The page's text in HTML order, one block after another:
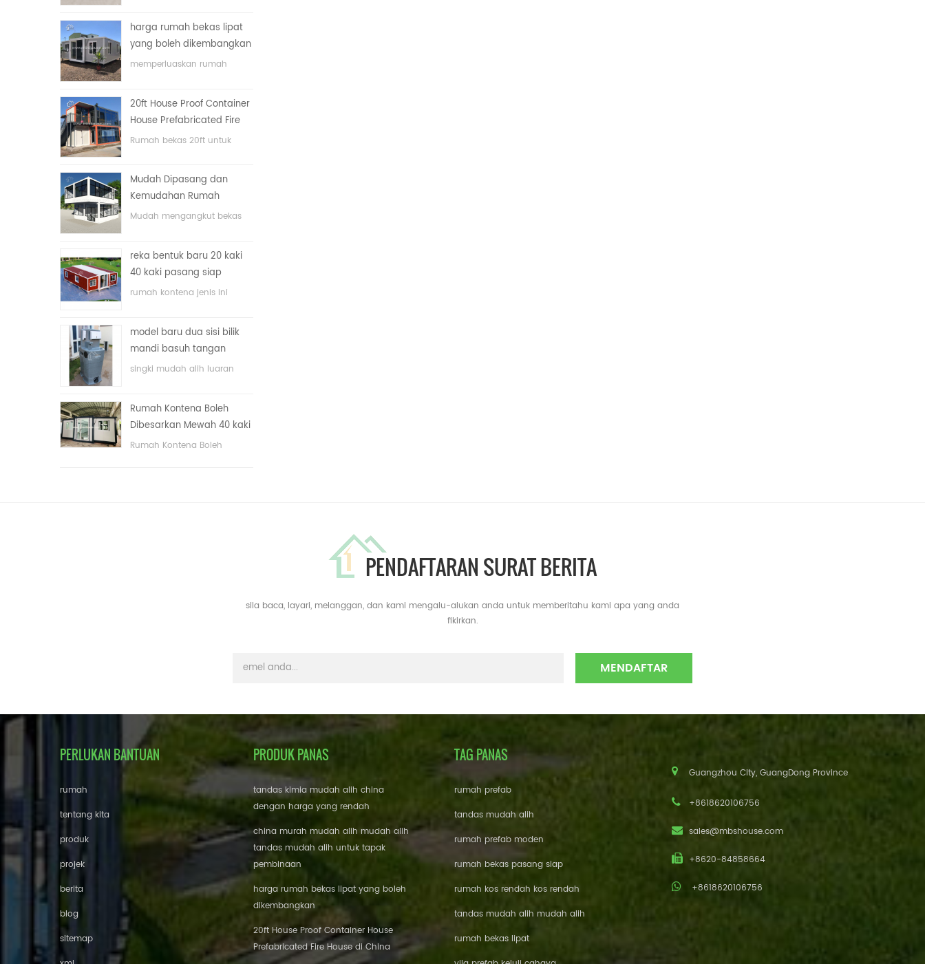
harga rumah bekas lipat
yang boleh dikembangkan
memperluaskan rumah
20ft House Proof Container
House Prefabricated Fire
House di China
Rumah bekas 20ft untuk
Mudah Dipasang dan
Kemudahan Rumah
Container Pengangkutan
Mudah mengangkut bekas
reka bentuk baru 20 kaki
40 kaki pasang siap
rumah kontena kecil yang
rumah kontena jenis ini
tidur, satu bilik mandi dan
dengan sistem elektrik.
model baru dua sisi bilik
mandi basuh tangan
awam mewah plastik
singki mudah alih luaran
Rumah Kontena Boleh
Dibesarkan Mewah 40 kaki
Dengan Tiga Bilik Tidur
Rumah Kontena Boleh
PENDAFTARAN SURAT BERITA
sila baca, layari, melanggan, dan kami mengalu-alukan anda untuk memberitahu kami apa yang anda
fikirkan.
PERLUKAN BANTUAN
rumah
tentang kita
produk
projek
berita
blog
sitemap
PRODUK PANAS
tandas kimia mudah alih china
dengan harga yang rendah
china murah mudah alih mudah alih
tandas mudah alih untuk tapak
pembinaan
harga rumah bekas lipat yang boleh
dikembangkan
20ft House Proof Container House
Prefabricated Fire House di China
TAG PANAS
rumah prefab
tandas mudah alih
rumah prefab moden
rumah bekas pasang siap
rumah kos rendah kos rendah
tandas mudah alih mudah alih
rumah bekas lipat
Guangzhou City, GuangDong Province
+8618620106756
sales@mbshouse.com
+8620-84858664
+8618620106756